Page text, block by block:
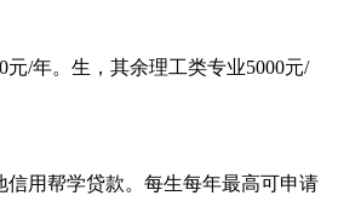
/年。生，其余理工类专业5000元/
用帮学贷款。每生每年最高可申请